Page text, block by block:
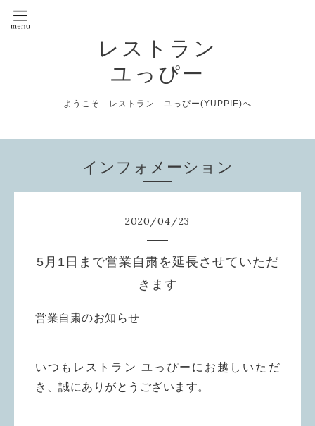
レストラン
ユっぴー
ようこそ レストラン ユっぴー(YUPPIE)へ
インフォメーション
2020/04/23
5月1日まで営業自粛を延長させていただ
きます
営業自粛のお知らせ
いつもレストラン ユっぴーにお越しいただ
き、誠にありがとうございます。